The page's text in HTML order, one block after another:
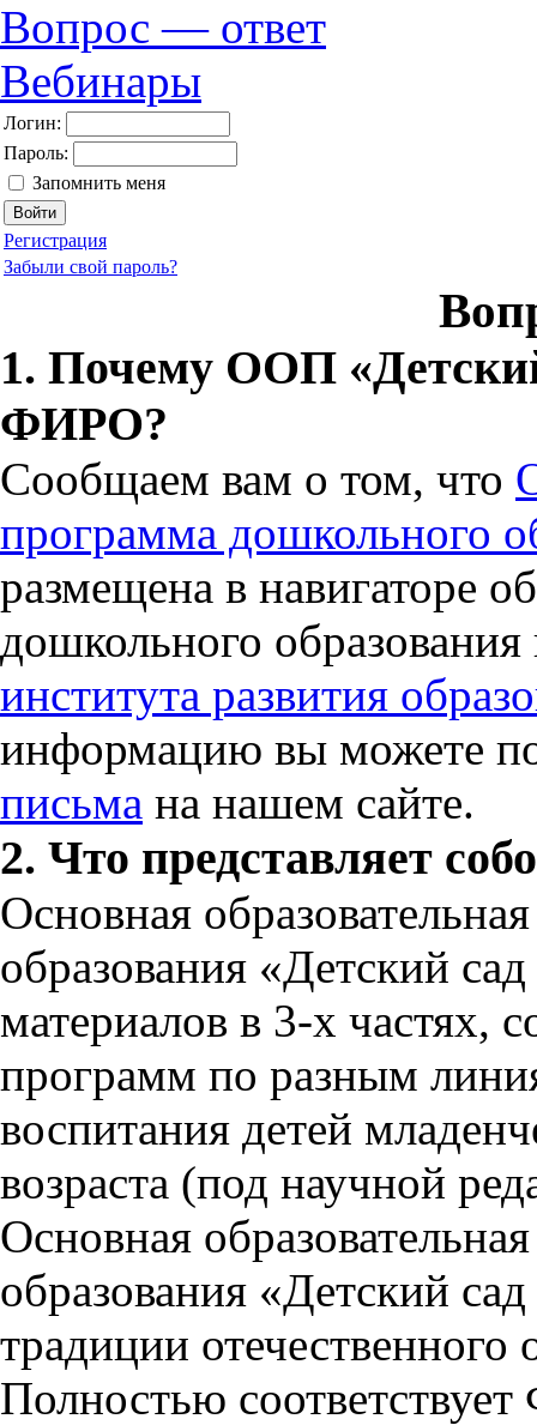
Вопрос — ответ
Вебинары
Логин:
Пароль:
Запомнить меня
Регистрация
Забыли свой пароль?
1. Почему ООП
ФИРО?
Сообщаем вам о том, что
программа дошкольного
размещена в навигаторе
дошкольного
института развития
информацию вы можете
письма на нашем сайте.
2. Что представляет
Основная
образования «Детский
материалов в 3-х частях,
программ по разным
воспитания детей
возраста (под научной
Основная
образования «Детский
традиции отечественного
Полностью